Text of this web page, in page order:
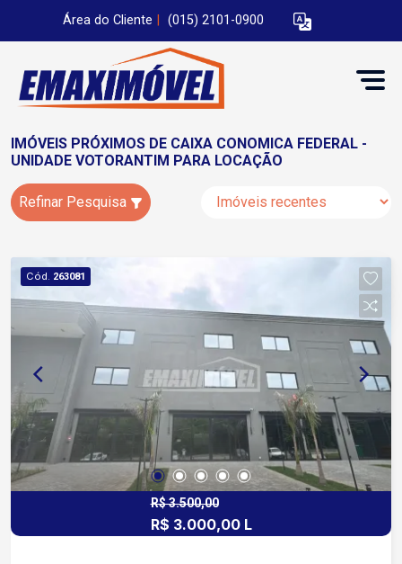
Área do Cliente (015) 2101-0900
IMÓVEIS PRÓXIMOS DE CAIXA CONOMICA FEDERAL -
UNIDADE VOTORANTIM PARA LOCAÇÃO
Refinar Pesquisa
Cód. 263081
R$ 3.500,00
R$ 3.000,00 L